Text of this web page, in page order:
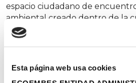
Esta página web usa cookies
espacio ciudadano de
ambiental creado dentro de la
Más información en el especial